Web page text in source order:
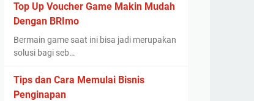
Top Up Voucher Game Makin Mudah
Dengan BRImo
Bermain game saat ini bisa jadi merupakan
solusi bagi seb…
Tips dan Cara Memulai Bisnis
Penginapan